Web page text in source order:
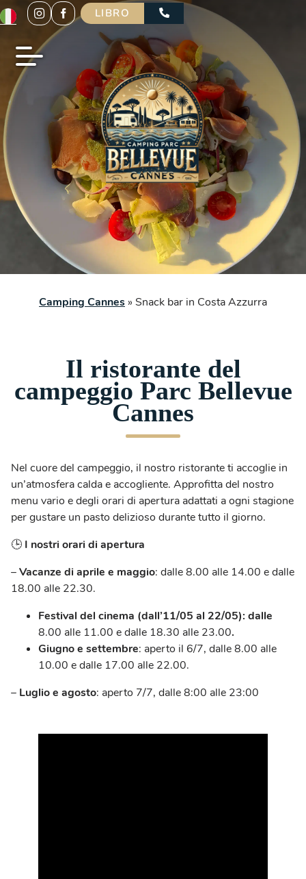
LIBRO
Camping Cannes » Snack bar in Costa Azzurra
Il ristorante del
campeggio Parc Bellevue
Cannes
Nel cuore del campeggio, il nostro ristorante ti accoglie in
un’atmosfera calda e accogliente. Approfitta del nostro
menu vario e degli orari di apertura adattati a ogni stagione
per gustare un pasto delizioso durante tutto il giorno.
🕒 I nostri orari di apertura
–Vacanze di aprile e maggio: dalle 8.00 alle 14.00 e dalle
18.00 alle 22.30.
Festival del cinema (dall’11/05 al 22/05): dalle
8.00 alle 11.00 e dalle 18.30 alle 23.00.
Giugno e settembre: aperto il 6/7, dalle 8.00 alle
10.00 e dalle 17.00 alle 22.00.
– Luglio e agosto: aperto 7/7, dalle 8:00 alle 23:00